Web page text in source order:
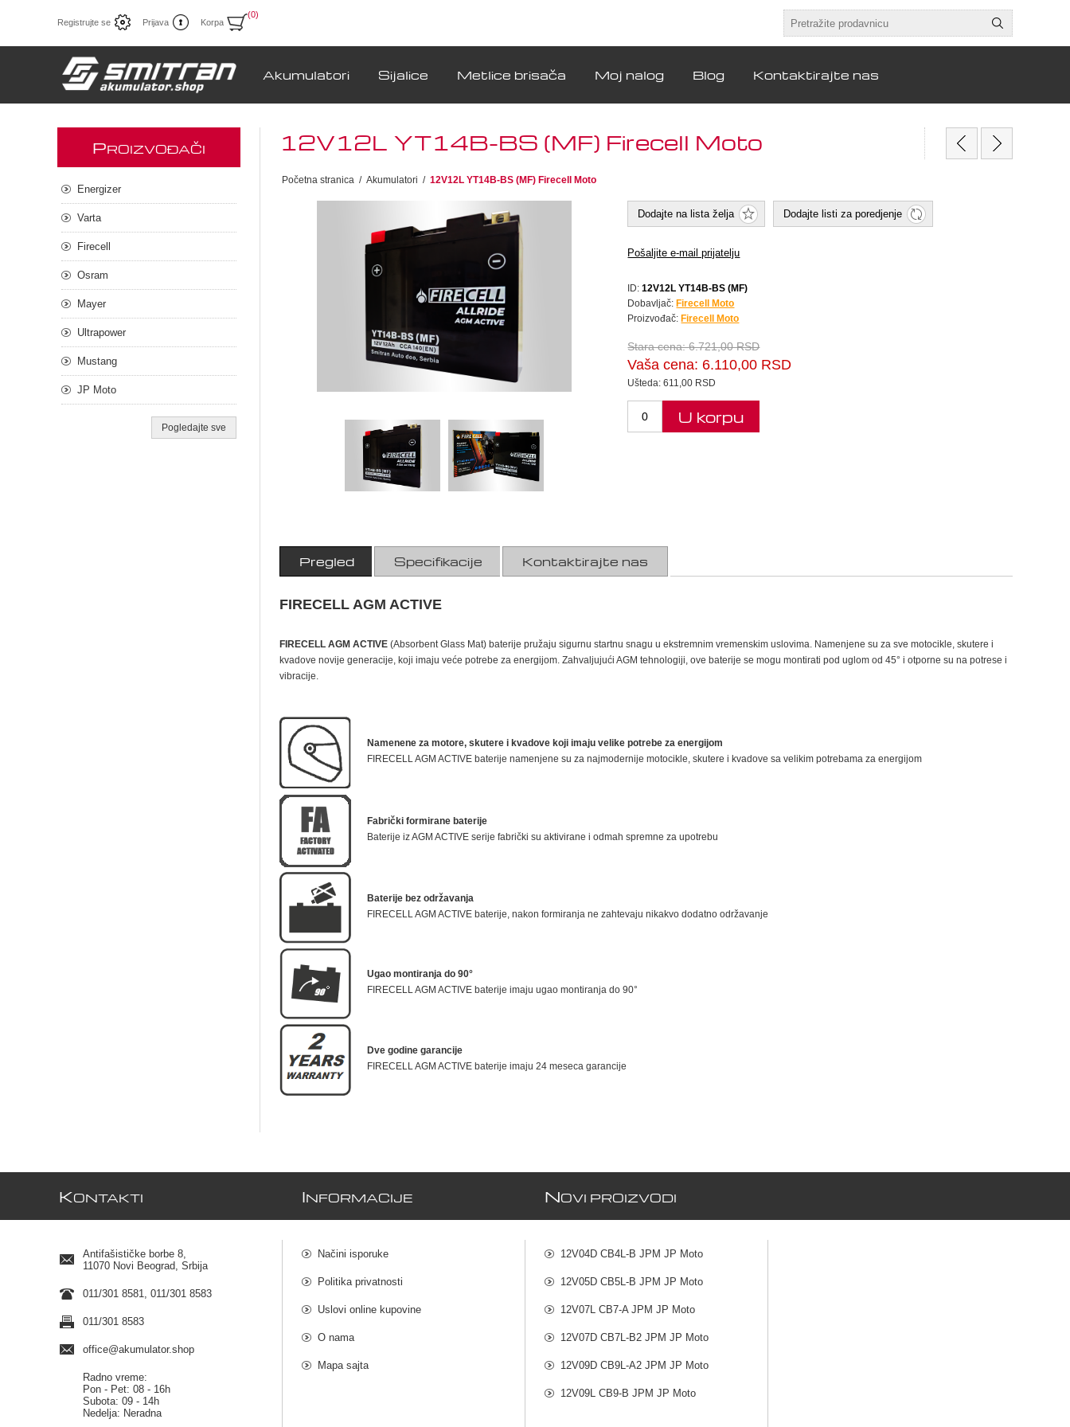
Registrujte se Prijava Korpa
(0)
Akumulatori Sijalice Metlice brisača Moj nalog Blog Kontaktirajte nas
12V12L YT14B-BS (MF) Firecell Moto
Početna stranica / Akumulatori / 12V12L YT14B-BS (MF) Firecell Moto
Dodajte na lista želja Dodajte listi za poredjenje
Pošaljite e-mail prijatelju
ID: 12V12L YT14B-BS (MF)
Dobavljač: Firecell Moto
Proizvođač: Firecell Moto
Stara cena:6.721,00 RSD
Vaša cena: 6.110,00 RSD
Ušteda:611,00 RSD
U korpu
Pregled Specifikacije Kontaktirajte nas
FIRECELL AGM ACTIVE
FIRECELL AGM ACTIVE (Absorbent Glass Mat) baterije pružaju sigurnu startnu snagu u ekstremnim vremenskim uslovima. Namenjene su za sve motocikle, skutere i
kvadove novije generacije, koji imaju veće potrebe za energijom. Zahvaljujući AGM tehnologiji, ove baterije se mogu montirati pod uglom od 45° i otporne su na potrese i
vibracije.
Namenene za motore, skutere i kvadove koji imaju velike potrebe za energijom
FIRECELL AGM ACTIVE baterije namenjene su za najmodernije motocikle, skutere i kvadove sa velikim potrebama za energijom
Fabrički formirane baterije
Baterije iz AGM ACTIVE serije fabrički su aktivirane i odmah spremne za upotrebu
Baterije bez održavanja
FIRECELL AGM ACTIVE baterije, nakon formiranja ne zahtevaju nikakvo dodatno održavanje
Ugao montiranja do 90°
FIRECELL AGM ACTIVE baterije imaju ugao montiranja do 90°
Dve godine garancije
FIRECELL AGM ACTIVE baterije imaju 24 meseca garancije
PROIZVOĐAČI
Energizer
Varta
Firecell
Osram
Mayer
Ultrapower
Mustang
JP Moto
Pogledajte sve
KONTAKTI
Antifašističke borbe 8,
11070 Novi Beograd, Srbija
011/301 8581, 011/301 8583
011/301 8583
office@akumulator.shop
Radno vreme:
Pon - Pet: 08 - 16h
Subota: 09 - 14h
Nedelja: Neradna
INFORMACIJE
Načini isporuke
Politika privatnosti
Uslovi online kupovine
O nama
Mapa sajta
NOVI PROIZVODI
12V04D CB4L-B JPM JP Moto
12V05D CB5L-B JPM JP Moto
12V07L CB7-A JPM JP Moto
12V07D CB7L-B2 JPM JP Moto
12V09D CB9L-A2 JPM JP Moto
12V09L CB9-B JPM JP Moto